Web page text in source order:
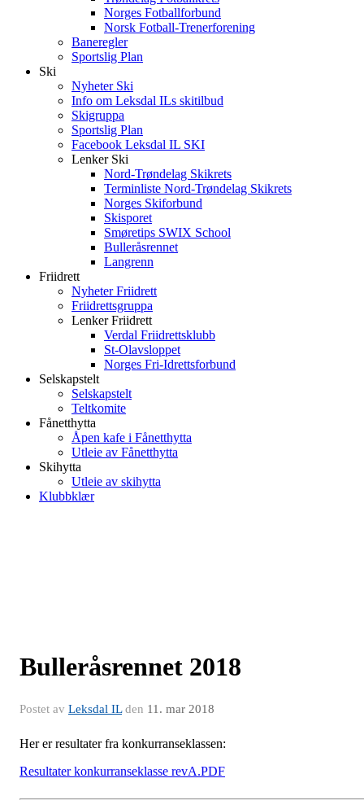
Norges Fotballforbund
Norsk Fotball-Trenerforening
Baneregler
Sportslig Plan
Ski
Nyheter Ski
Info om Leksdal ILs skitilbud
Skigruppa
Sportslig Plan
Facebook Leksdal IL SKI
Lenker Ski
Nord-Trøndelag Skikrets
Terminliste Nord-Trøndelag Skikrets
Norges Skiforbund
Skisporet
Smøretips SWIX School
Bulleråsrennet
Langrenn
Friidrett
Nyheter Friidrett
Friidrettsgruppa
Lenker Friidrett
Verdal Friidrettsklubb
St-Olavsloppet
Norges Fri-Idrettsforbund
Selskapstelt
Selskapstelt
Teltkomite
Fånetthytta
Åpen kafe i Fånetthytta
Utleie av Fånetthytta
Skihytta
Utleie av skihytta
Klubbklær
Bulleråsrennet 2018
Postet av Leksdal ILden 11. mar 2018
Her er resultater fra konkurranseklassen:
Resultater konkurranseklasse revA.PDF